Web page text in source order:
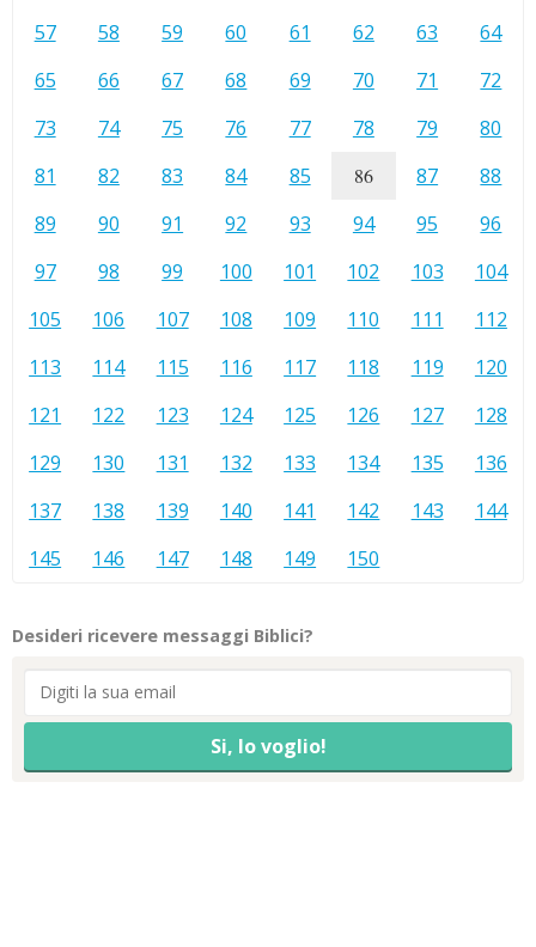
57
58 59 60 61 62 63
64
65
66 67 68 69 70 71
72
73
74 75 76 77 78 79
80
81
82 83 84 85 86 87
88
89
90 91 92 93 94 95
96
97
98 99 100 101 102 103
104
105
106 107 108 109 110 111
112
113
114 115 116 117 118 119
120
121
122 123 124 125 126 127
128
129
130 131 132 133 134 135
136
137
138 139 140 141 142 143
144
145
146 147 148 149 150
Desideri ricevere messaggi Biblici?